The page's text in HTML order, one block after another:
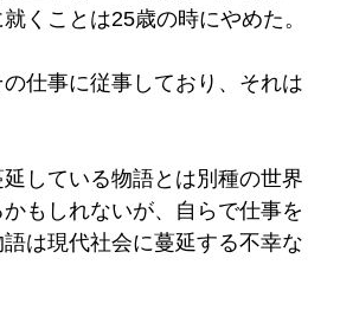
くことは25歳の時にやめた。
仕事に従事しており、それは
している物語とは別種の世界
もしれないが、自らで仕事を
は現代社会に蔓延する不幸な